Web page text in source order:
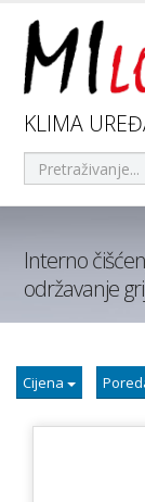
KLIMA
Interno
održavanje
Cijena